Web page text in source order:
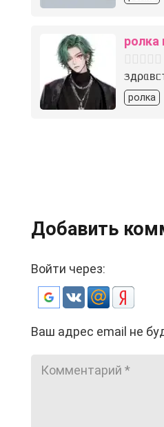
ролка
ролка
Добавить
Войти через:
Ваш адрес email не